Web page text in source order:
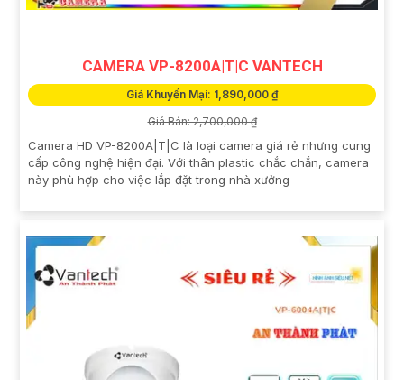
CAMERA VP-8200A|T|C VANTECH
Giá Khuyến Mại: 1,890,000 ₫
Giá Bán: 2,700,000 ₫
Camera HD VP-8200A|T|C là loại camera giá rẻ nhưng cung
cấp công nghệ hiện đại. Với thân plastic chắc chắn, camera
này phù hợp cho việc lắp đặt trong nhà xưởng